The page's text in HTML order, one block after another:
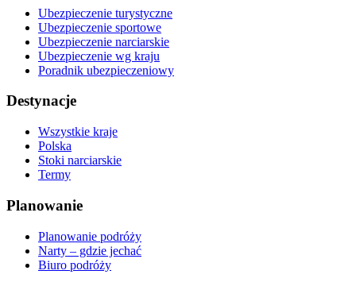
Ubezpieczenie turystyczne
Ubezpieczenie sportowe
Ubezpieczenie narciarskie
Ubezpieczenie wg kraju
Poradnik ubezpieczeniowy
Destynacje
Wszystkie kraje
Polska
Stoki narciarskie
Termy
Planowanie
Planowanie podróży
Narty – gdzie jechać
Biuro podróży